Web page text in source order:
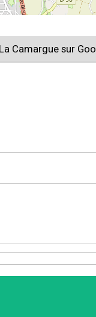
Camargue sur